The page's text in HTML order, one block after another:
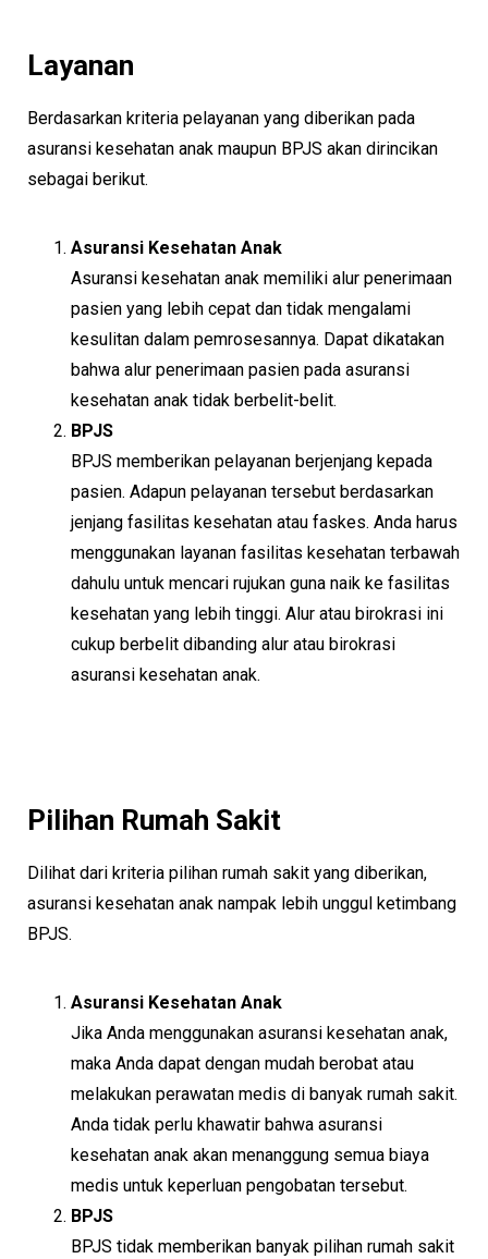
Layanan
Berdasarkan kriteria pelayanan yang diberikan pada
asuransi kesehatan anak maupun BPJS akan dirincikan
sebagai berikut.
Asuransi Kesehatan Anak
Asuransi kesehatan anak memiliki alur penerimaan
pasien yang lebih cepat dan tidak mengalami
kesulitan dalam pemrosesannya. Dapat dikatakan
bahwa alur penerimaan pasien pada asuransi
kesehatan anak tidak berbelit-belit.
BPJS
BPJS memberikan pelayanan berjenjang kepada
pasien. Adapun pelayanan tersebut berdasarkan
jenjang fasilitas kesehatan atau faskes. Anda harus
menggunakan layanan fasilitas kesehatan terbawah
dahulu untuk mencari rujukan guna naik ke fasilitas
kesehatan yang lebih tinggi. Alur atau birokrasi ini
cukup berbelit dibanding alur atau birokrasi
asuransi kesehatan anak.
Pilihan Rumah Sakit
Dilihat dari kriteria pilihan rumah sakit yang diberikan,
asuransi kesehatan anak nampak lebih unggul ketimbang
BPJS.
Asuransi Kesehatan Anak
Jika Anda menggunakan asuransi kesehatan anak,
maka Anda dapat dengan mudah berobat atau
melakukan perawatan medis di banyak rumah sakit.
Anda tidak perlu khawatir bahwa asuransi
kesehatan anak akan menanggung semua biaya
medis untuk keperluan pengobatan tersebut.
BPJS
BPJS tidak memberikan banyak pilihan rumah sakit